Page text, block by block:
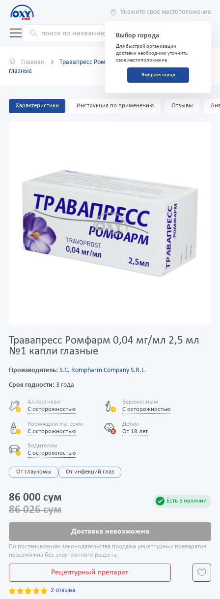
Укажите свое местоположение
Выбор города
Для быстрой организации
доставки необходимо уточнить
свое местоположение
Выбрать город
Главная
Травапресс Ромфарм 0,04 мг/мл 2,5 мл №1 капли
глазные
Характеристики Инструкция по применению Отзывы
Травапресс Ромфарм 0,04 мг/мл 2,5 мл
№1 капли глазные
Производитель: S.C. Rompharm Company S.R.L.
Срок годности: 3 года
Аллергикам
С осторожностью
Беременным
С осторожностью
Кормящим матерям
С осторожностью
Детям
От 18 лет
Водителям
С осторожностью
От глаукомы От инфекций глаз
Есть в наличии
86 000 сум
86 026 сум
Доставка невозможна
По постановлению законодательства продажа рецептурных препаратов
невозможна без электронного рецепта.
Рецептурный препарат
2 отзыва